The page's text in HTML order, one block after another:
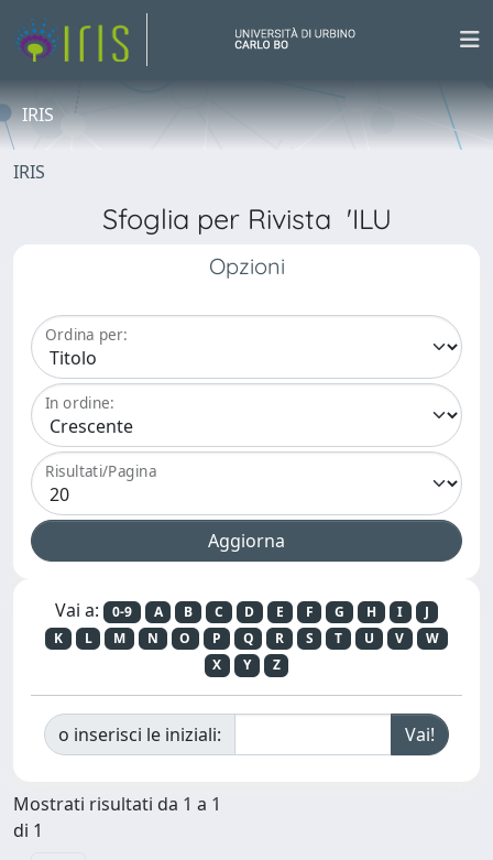
IRIS
IRIS
Sfoglia per Rivista 'ILU
Opzioni
Ordina per:
In ordine:
Risultati/Pagina
Vai a: 0-9 A B C D E F G H I
J
K
L M N O P Q R S T U V
W
X
Y Z
o inserisci le iniziali:
Mostrati risultati da 1 a 1
di 1